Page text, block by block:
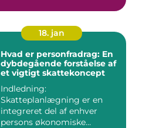
18. jan
Hvad er personfradrag: En
dybdegående forståelse af
et vigtigt skattekoncept
Indledning:
Skatteplanlægning er en
integreret del af enhver
persons økonomiske